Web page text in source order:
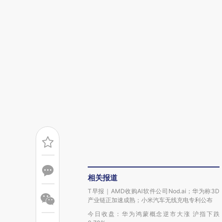
相关报道
T早报｜AMD收购AI软件公司Nod.ai；华为称3D
产业链正加速成熟；小米汽车无线充电专利公布
今日收盘：华为鸿蒙概念逆市大涨 沪指下跌